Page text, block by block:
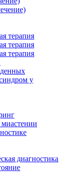
терапия
терапия
терапия
у
диагностика